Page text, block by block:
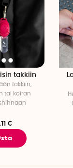
takkiin
takkiin,
tai koiran
€